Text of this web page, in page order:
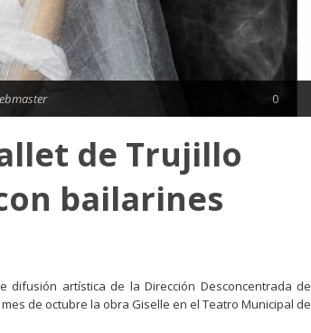
0
de Trujillo
bailarines
difusión artística de la Dirección Desconcentrada de
de octubre la obra Giselle en el Teatro Municipal de